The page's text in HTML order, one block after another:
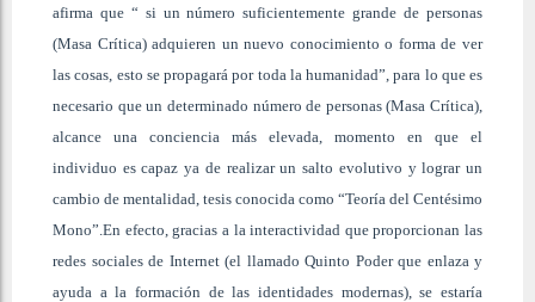
afirma que “ si un número suficientemente grande de personas
(Masa Crítica) adquieren un nuevo conocimiento o forma de ver
las cosas, esto se propagará por toda la humanidad”, para lo que es
necesario que un determinado número de personas (Masa Crítica),
alcance una conciencia más elevada, momento en que el
individuo es capaz ya de realizar un salto evolutivo y lograr un
cambio de mentalidad, tesis conocida como “Teoría del Centésimo
Mono”.En efecto, gracias a la interactividad que proporcionan las
redes sociales de Internet (el llamado Quinto Poder que enlaza y
ayuda a la formación de las identidades modernas), se estaría